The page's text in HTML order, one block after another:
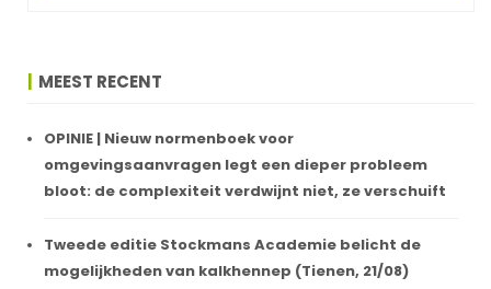
MEEST RECENT
OPINIE | Nieuw normenboek voor
omgevingsaanvragen legt een dieper probleem
bloot: de complexiteit verdwijnt niet, ze verschuift
Tweede editie Stockmans Academie belicht de
mogelijkheden van kalkhennep (Tienen, 21/08)